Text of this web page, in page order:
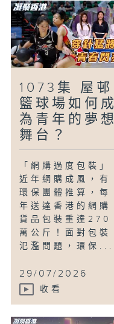
1073集 屋邨
籃球場如何成
為青年的夢想
舞台？
「網購過度包裝」
近年網購成風，有
環保團體推算，每
年送達香港的網購
貨品包裝重達270
萬公斤！面對包裝
氾濫問題，環保...
29/07/2026
收看